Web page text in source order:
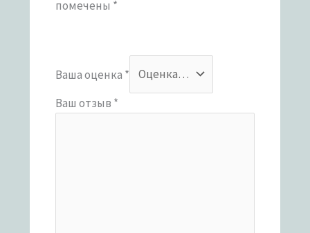
помечены *
Ваша оценка *
Ваш отзыв *